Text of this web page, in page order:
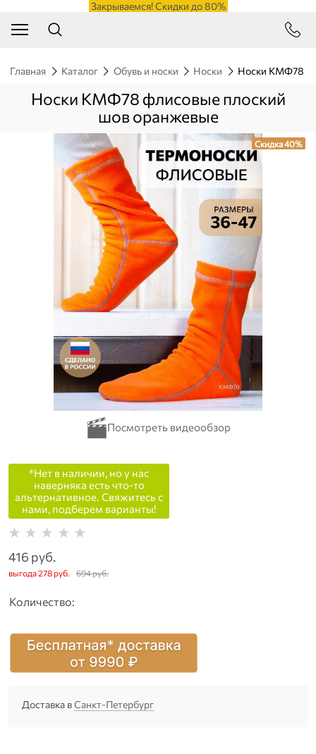
Закрываемся! Скидки до 80%
Главная Каталог Обувь и носки Носки Носки КМФ78
Носки КМФ78 флисовые плоский
шов оранжевые
Скидка 40%
*Нет в наличии, но у нас
наверняка есть что-то
альтернативное. Свяжитесь с
нами, подберем варианты!
694 руб.
416 руб.
выгода278 руб.
Количество:
Доставка вСанкт-Петербург